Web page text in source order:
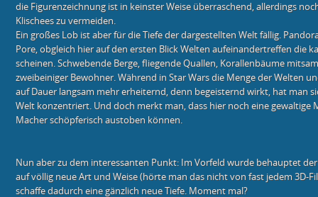
die Figurenzeichnung ist in keinster Weise überraschend, allerdings
Klischees zu vermeiden.
Ein großes Lob ist aber für die Tiefe der dargestellten Welt fällig.
Pore, obgleich hier auf den ersten Blick Welten aufeinandertreffen die
scheinen. Schwebende Berge, fliegende Quallen, Korallenbäume
zweibeiniger Bewohner. Während in Star Wars die Menge der Welten
auf Dauer langsam mehr erheiternd, denn begeisternd wirkt, hat man
Welt konzentriert. Und doch merkt man, dass hier noch eine gewaltige
Macher schöpferisch austoben können.
Nun aber zu dem interessanten Punkt: Im Vorfeld wurde behauptet
auf völlig neue Art und Weise (hörte man das nicht von fast jedem 3D-
schaffe dadurch eine gänzlich neue Tiefe. Moment mal?